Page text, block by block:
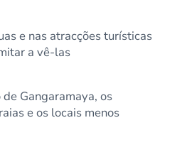
e nas atracções turísticas
a vê-las
Gangaramaya, os
e os locais menos